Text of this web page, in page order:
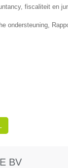
fiscaliteit en
ondersteuning,
BV